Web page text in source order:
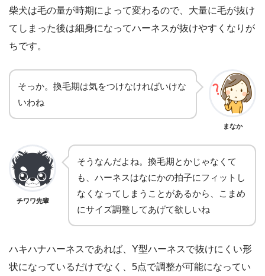
柴犬は毛の量が時期によって変わるので、大量に毛が抜け
てしまった後は細身になってハーネスが抜けやすくなりが
ちです。
そっか。換毛期は気をつけなければいけな
いわね
まなか
チワワ先輩
そうなんだよね。換毛期とかじゃなくて
も、ハーネスはなにかの拍子にフィットし
なくなってしまうことがあるから、こまめ
にサイズ調整してあげて欲しいね
ハキハナハーネスであれば、Y型ハーネスで抜けにくい形
状になっているだけでなく、5点で調整が可能になってい